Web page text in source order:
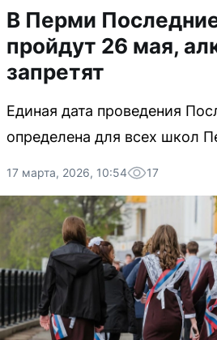
В Перми
пройдут 26 мая,
запретят
Единая дата проведения
определена для всех школ
17 марта, 2026, 10:54 17